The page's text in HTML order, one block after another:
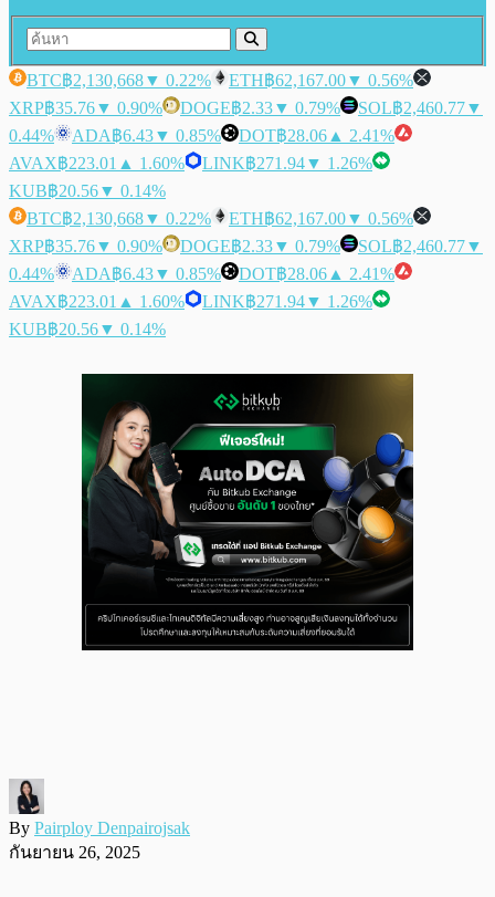
BTC฿2,130,668▼ 0.22% ETH฿62,167.00▼ 0.56%
XRP฿35.76▼ 0.90% DOGE฿2.33▼ 0.79% SOL฿2,460.77▼
0.44%
ADA฿6.43▼ 0.85% DOT฿28.06 ▲ 2.41%
AVAX฿223.01 ▲ 1.60% LINK฿271.94▼ 1.26%
KUB฿20.56▼ 0.14%
BTC฿2,130,668▼ 0.22% ETH฿62,167.00▼ 0.56%
XRP฿35.76▼ 0.90% DOGE฿2.33▼ 0.79% SOL฿2,460.77▼
0.44%
ADA฿6.43▼ 0.85% DOT฿28.06 ▲ 2.41%
AVAX฿223.01 ▲ 1.60% LINK฿271.94▼ 1.26%
KUB฿20.56▼ 0.14%
By Pairploy Denpairojsak
กันยายน 26, 2025